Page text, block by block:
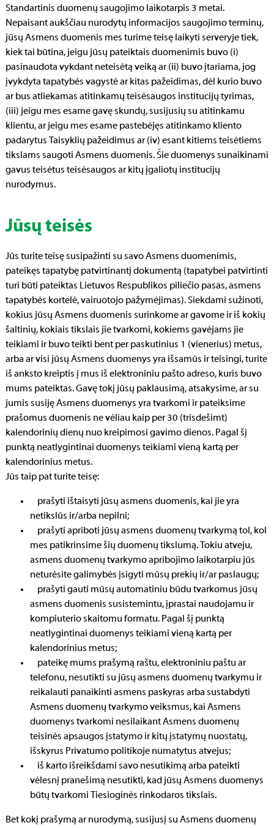
Standartinis duomenų saugojimo laikotarpis 3 metai.
Nepaisant aukščiau nurodytų informacijos saugojimo terminų,
jūsų Asmens duomenis mes turime teisę laikyti serveryje tiek,
kiek tai būtina, jeigu jūsų pateiktais duomenimis buvo (i)
pasinaudota vykdant neteisėtą veiką ar (ii) buvo įtariama, jog
įvykdyta tapatybės vagystė ar kitas pažeidimas, dėl kurio buvo
ar bus atliekamas atitinkamų teisėsaugos institucijų tyrimas,
(iii) jeigu mes esame gavę skundų, susijusių su atitinkamu
klientu, ar jeigu mes esame pastebėjęs atitinkamo kliento
padarytus Taisyklių pažeidimus ar (iv) esant kitiems teisėtiems
tikslams saugoti Asmens duomenis. Šie duomenys sunaikinami
gavus teisėtus teisėsaugos ar kitų įgaliotų institucijų
nurodymus.
Jūsų teisės
Jūs turite teisę susipažinti su savo Asmens duomenimis,
pateikęs tapatybę patvirtinantį dokumentą (tapatybei patvirtinti
turi būti pateiktas Lietuvos Respublikos piliečio pasas, asmens
tapatybės kortelė, vairuotojo pažymėjimas). Siekdami sužinoti,
kokius jūsų Asmens duomenis surinkome ar gavome ir iš kokių
šaltinių, kokiais tikslais jie tvarkomi, kokiems gavėjams jie
teikiami ir buvo teikti bent per paskutinius 1 (vienerius) metus,
arba ar visi jūsų Asmens duomenys yra išsamūs ir teisingi, turite
iš anksto kreiptis į mus iš elektroniniu pašto adreso, kuris buvo
mums pateiktas. Gavę tokį jūsų paklausimą, atsakysime, ar su
jumis susiję Asmens duomenys yra tvarkomi ir pateiksime
prašomus duomenis ne vėliau kaip per 30 (trisdešimt)
kalendorinių dienų nuo kreipimosi gavimo dienos. Pagal šį
punktą neatlygintinai duomenys teikiami vieną kartą per
kalendorinius metus.
Jūs taip pat turite teisę:
prašyti ištaisyti jūsų asmens duomenis, kai jie yra
netikslūs ir/arba nepilni;
prašyti apriboti jūsų asmens duomenų tvarkymą tol, kol
mes patikrinsime šių duomenų tikslumą. Tokiu atveju,
asmens duomenų tvarkymo apribojimo laikotarpiu jūs
neturėsite galimybės įsigyti mūsų prekių ir/ar paslaugų;
prašyti gauti mūsų automatiniu būdu tvarkomus jūsų
asmens duomenis susistemintu, įprastai naudojamu ir
kompiuterio skaitomu formatu. Pagal šį punktą
neatlygintinai duomenys teikiami vieną kartą per
kalendorinius metus;
pateikę mums prašymą raštu, elektroniniu paštu ar
telefonu, nesutikti su jūsų asmens duomenų tvarkymu ir
reikalauti panaikinti asmens paskyras arba sustabdyti
Asmens duomenų tvarkymo veiksmus, kai Asmens
duomenys tvarkomi nesilaikant Asmens duomenų
teisinės apsaugos įstatymo ir kitų įstatymų nuostatų,
išskyrus Privatumo politikoje numatytus atvejus;
iš karto išreikšdami savo nesutikimą arba pateikti
vėlesnį pranešimą nesutikti, kad jūsų Asmens duomenys
būtų tvarkomi Tiesioginės rinkodaros tikslais.
Bet kokį prašymą ar nurodymą, susijusį su Asmens duomenų